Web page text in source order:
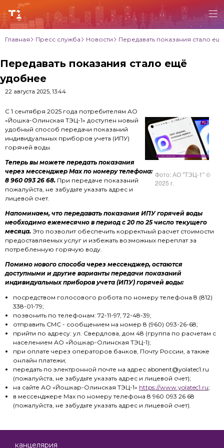
Главная Пресс служба Новости Передавать показания стало
Передавать показания стало ещё
удобнее
22 августа 2025, 13:44
Фото: АО "ТЭЦ-1" ©
2025 г.
С 1 сентября 2025 года потребителям АО
«Йошка-Олинская ТЭЦ-1» доступен новый
удобный способ передачи показаний
индивидуальных приборов учета (ИПУ)
горячей воды.
Теперь вы можете передать показания
через мессенджер Max по номеру телефона:
8 960 093 26 68. При передаче показаний
пожалуйста, не забудьте указать адрес и
лицевой счет.
Напоминаем, что передавать показания ИПУ горячей воды
необходимо ежемесячно в период с 20 по 25 число текущего
месяца. Это позволит обеспечить корректный расчет стоимости
предоставляемых услуг и избежать возможных переплат за
потребленную горячую воду.
Помимо нового способа через мессенджер, остаются
доступными и другие варианты передачи показаний
индивидуальных приборов учета (ИПУ) горячей воды:
посредством голосового робота по номеру телефона 8 (812)
338-01-79;
позвонить по телефонам: 72-11-97, 72-48-39;
отправить СМС - сообщением на номер 8 (960) 093-26-68;
прийти по адресу: ул. Свердлова, дом 48 (группа по расчетам с
населением АО «Йошкар-Олинская ТЭЦ-1);
при оплате через операторов банков, Почту России, а также
онлайн платежи;
передать по электронной почте на адрес abonent@yolatec1.ru
(пожалуйста, не забудьте указать адрес и лицевой счет);
на сайте АО «Йошкар-Олинская ТЭЦ-1» https://www.yolatec1.ru;
в мессенджере Max по номеру телефона 8 960 093 26 68
(пожалуйста, не забудьте указать адрес и лицевой счет).
канцелярия